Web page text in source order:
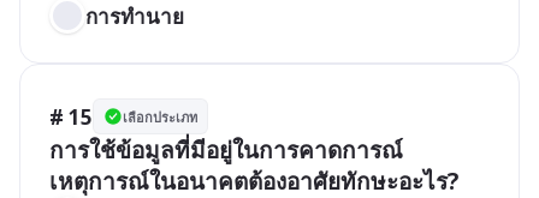
การทำนาย
# 15 เลือกประเภท
การใช้ข้อมูลที่มีอยู่ในการคาดการณ์
เหตุการณ์ในอนาคตต้องอาศัยทักษะอะไร?